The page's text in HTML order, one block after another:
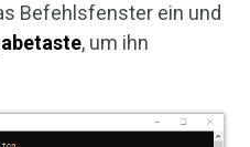
Befehlsfenster ein und
, um ihn